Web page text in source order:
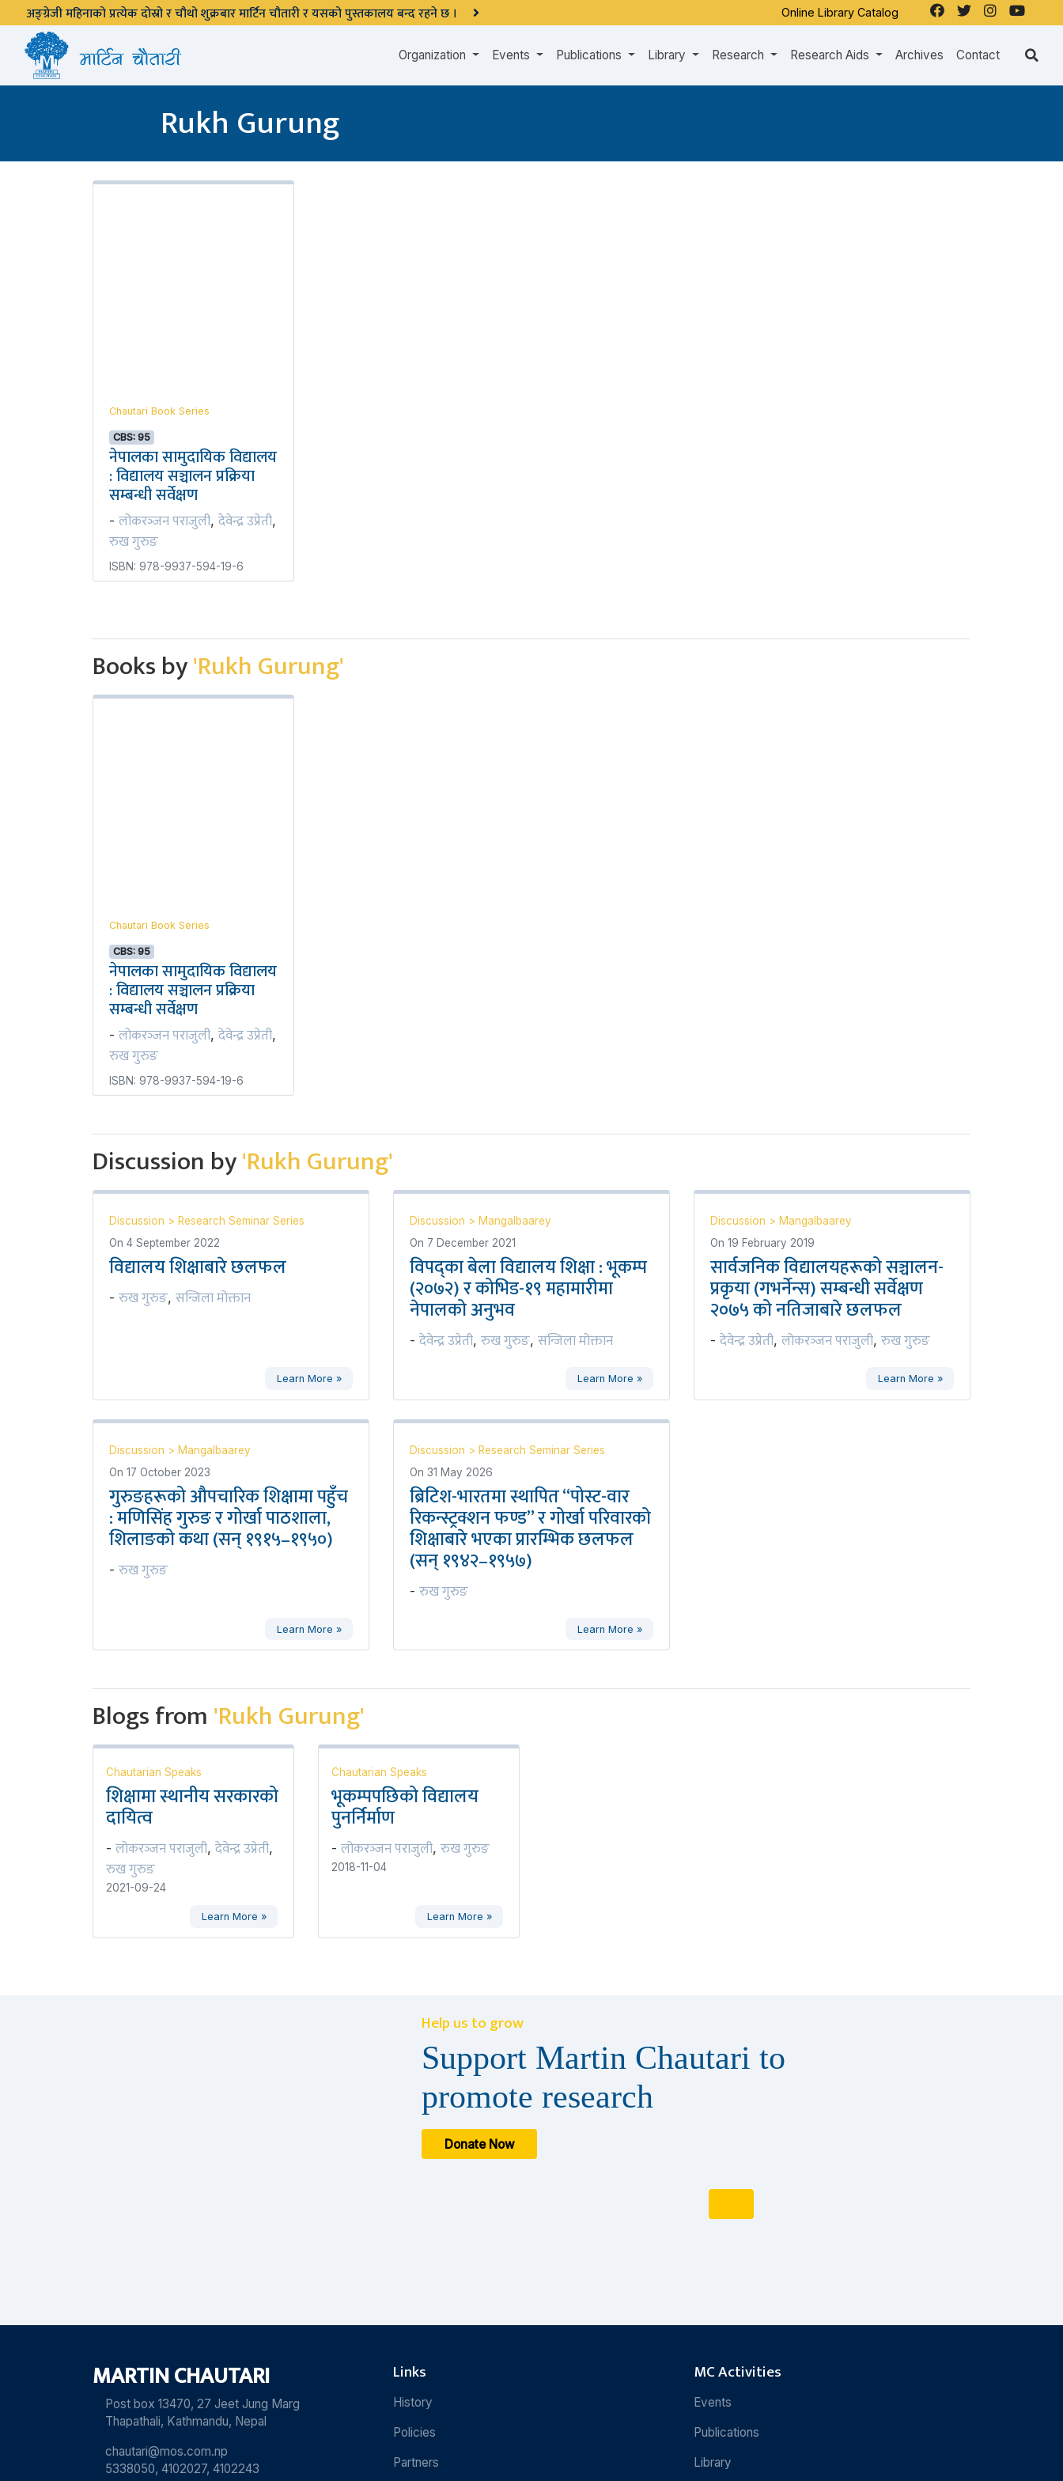
अङ्ग्रेजी महिनाको प्रत्येक दोस्रो र चौथो शुक्रबार मार्टिन चौतारी र यसको पुस्तकालय बन्द रहने छ । Online Library Catalog
Organization Events Publications Library Research Research Aids Archives Contact
Rukh Gurung
Chautari Book Series
CBS: 95
नेपालका सामुदायिक विद्यालय
: विद्यालय सञ्चालन प्रक्रिया
सम्बन्धी सर्वेक्षण
- लोकरञ्‍जन पराजुली, देवेन्द्र उप्रेती,
रुख गुरुङ
ISBN: 978-9937-594-19-6
Books by'Rukh Gurung'
Chautari Book Series
CBS: 95
नेपालका सामुदायिक विद्यालय
: विद्यालय सञ्चालन प्रक्रिया
सम्बन्धी सर्वेक्षण
- लोकरञ्‍जन पराजुली, देवेन्द्र उप्रेती,
रुख गुरुङ
ISBN: 978-9937-594-19-6
Discussion by'Rukh Gurung'
Discussion > Research Seminar Series
On 4 September 2022
विद्यालय शिक्षाबारे छलफल
- रुख गुरुङ, सन्जिला मोक्तान
Learn More »
Discussion > Mangalbaarey
On 7 December 2021
विपद्का बेला विद्यालय शिक्षा : भूकम्प
(२०७२) र कोभिड-१९ महामारीमा
नेपालको अनुभव
- देवेन्द्र उप्रेती, रुख गुरुङ, सन्जिला मोक्तान
Learn More »
Discussion > Mangalbaarey
On 19 February 2019
सार्वजनिक विद्यालयहरूको सञ्चालन-
प्रकृया (गभर्नेन्स) सम्बन्धी सर्वेक्षण
२०७५ को नतिजाबारे छलफल
- देवेन्द्र उप्रेती, लोकरञ्‍जन पराजुली, रुख गुरुङ
Learn More »
Discussion > Mangalbaarey
On 17 October 2023
गुरुङहरूको औपचारिक शिक्षामा पहुँच
: मणिसिंह गुरुङ र गोर्खा पाठशाला,
शिलाङको कथा (सन् १९१५–१९५०)
- रुख गुरुङ
Learn More »
Discussion > Research Seminar Series
On 31 May 2026
ब्रिटिश-भारतमा स्थापित “पोस्ट-वार
रिकन्स्ट्रक्शन फण्ड” र गोर्खा परिवारको
शिक्षाबारे भएका प्रारम्भिक छलफल
(सन् १९४२–१९५७)
- रुख गुरुङ
Learn More »
Blogs from'Rukh Gurung'
Chautarian Speaks
शिक्षामा स्थानीय सरकारको
दायित्व
- लोकरञ्‍जन पराजुली, देवेन्द्र उप्रेती,
रुख गुरुङ
2021-09-24
Learn More »
Chautarian Speaks
भूकम्पपछिको विद्यालय
पुनर्निर्माण
- लोकरञ्‍जन पराजुली, रुख गुरुङ
2018-11-04
Learn More »
Help us to grow
Support Martin Chautari to
promote research
Donate Now
MARTIN CHAUTARI
Post box 13470, 27 Jeet Jung Marg
Thapathali, Kathmandu, Nepal
chautari@mos.com.np
5338050, 4102027, 4102243
Links
History
Policies
Partners
MC Activities
Events
Publications
Library